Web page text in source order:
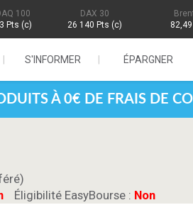
100
Pts (c)
DAX 30
26 140 Pts (c)
S'INFORMER ÉPARGNER
À 0€ DE FRAIS DE
Éligibilité EasyBourse : Non